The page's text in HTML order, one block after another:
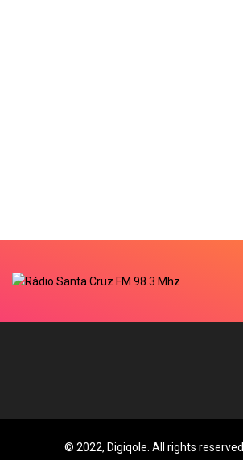
© 2022, Digiqole. All rights reserved